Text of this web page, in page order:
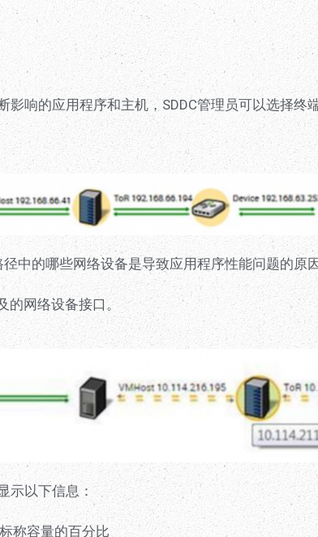
影响的应用程序和主机，SDDC管理员可以选择
中的哪些网络设备是导致应用程序性能问题的原
的网络设备接口。
示以下信息：
称容量的百分比